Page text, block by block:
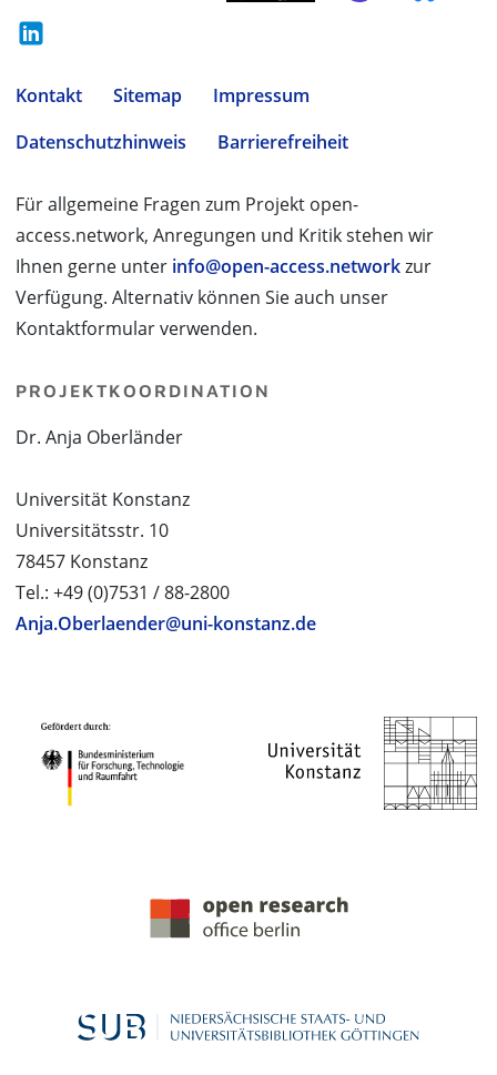
Kontakt Sitemap
Impressum
Datenschutzhinweis
Barrierefreiheit
Für allgemeine Fragen zum Projekt open-
access.network, Anregungen und Kritik stehen wir
Ihnen gerne unter info@open-access.networkzur
Verfügung. Alternativ können Sie auch unser
Kontaktformular verwenden.
PROJEKTKOORDINATION
Dr. Anja Oberländer
Universität Konstanz
Universitätsstr. 10
78457 Konstanz
Tel.: +49 (0)7531 / 88-2800
Anja.Oberlaender@uni-konstanz.de